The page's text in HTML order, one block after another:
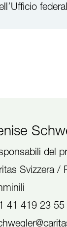
del
Svizzera /
41 419 23 55